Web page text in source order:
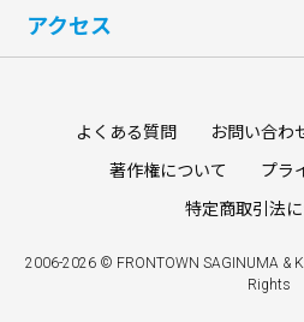
よくある質問 お問い合わ
著作権について
プラ
特定商取引法
アクセス
2006-2026 © FRONTOWN SAGINUMA &
Rights